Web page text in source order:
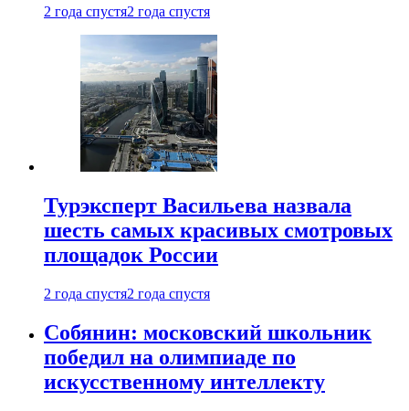
2 года спустя2 года спустя
Турэксперт Васильева назвала
шесть самых красивых смотровых
площадок России
2 года спустя2 года спустя
Собянин: московский школьник
победил на олимпиаде по
искусственному интеллекту